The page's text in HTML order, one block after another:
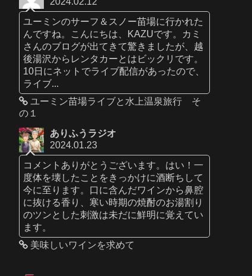
ユーミンのサーフ＆スノー苗場に行かれた
んですね。こんにちは、KAZUです。カミ
さんのブログが出てきて驚きましたが、越
後湯沢からレンタカーとはビックリです。
10日にネットでライブ配信があったので、
ライブ...
ユーミン苗場ライブと水上温泉旅行 そ
の１
ありふうラジオ
2024.01.23
コメントありがとうございます。はい！一
度体を壊したことをきっかけに酒断ちして
今に至ります。口に含んだワインから鼻腔
に抜ける香り、寒い時期の焼酎のお湯割り
のツンとした刺激は未だに鮮明に覚えてい
ます。
美味しいワインを求めて